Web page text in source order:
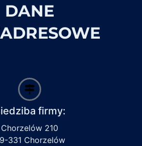
DANE
firmy:
Chorzelów 210
331 Chorzelów